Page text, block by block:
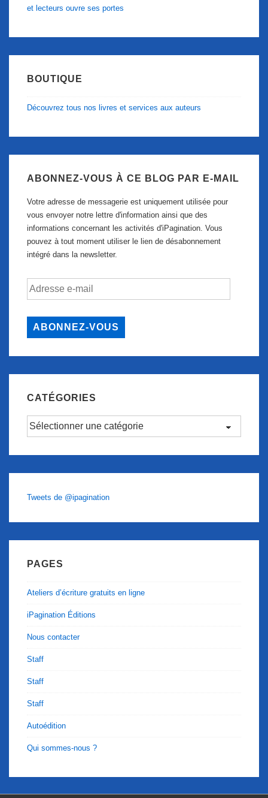
et lecteurs ouvre ses portes
BOUTIQUE
Découvrez tous nos livres et services aux auteurs
ABONNEZ-VOUS À CE BLOG PAR E-MAIL
Votre adresse de messagerie est uniquement utilisée pour
vous envoyer notre lettre d'information ainsi que des
informations concernant les activités d'iPagination. Vous
pouvez à tout moment utiliser le lien de désabonnement
intégré dans la newsletter.
Adresse
e-
ABONNEZ-VOUS
CATÉGORIES
Catégories
Tweets de @ipagination
PAGES
Ateliers d’écriture gratuits en ligne
iPagination Éditions
Nous contacter
Staff
Staff
Staff
Autoédition
Qui sommes-nous ?